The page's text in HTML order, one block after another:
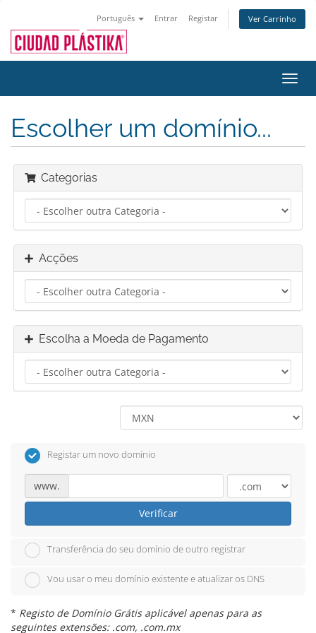
Português Entrar Registar Ver Carrinho
Escolher um domínio...
Categorias
Acções
Escolha a Moeda de Pagamento
Registar um novo domínio
www.
Verificar
Transferência do seu domínio de outro registrar
Vou usar o meu domínio existente e atualizar os DNS
* Registo de Domínio Grátis aplicável apenas para as
seguintes extensões: .com, .com.mx